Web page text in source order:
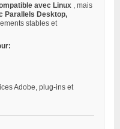
avec Linux , mais
Parallels Desktop,
stables et
Adobe, plug-ins et